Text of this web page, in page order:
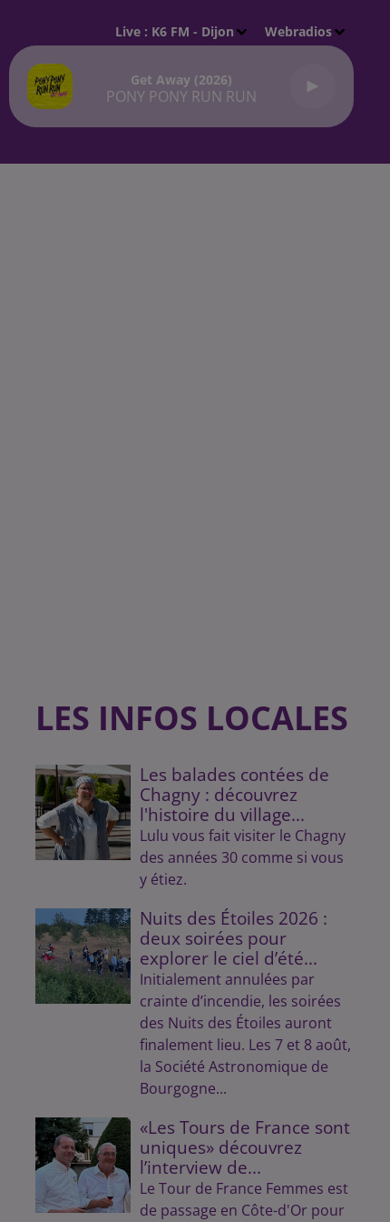
Live : K6 FM - Dijon Webradios
Get Away (2026)
PONY PONY RUN RUN
LES INFOS LOCALES
Les balades contées de
Chagny : découvrez
l'histoire du village...
Lulu vous fait visiter le Chagny
des années 30 comme si vous
y étiez.
Nuits des Étoiles 2026 :
deux soirées pour
explorer le ciel d’été...
Initialement annulées par
crainte d’incendie, les soirées
des Nuits des Étoiles auront
finalement lieu. Les 7 et 8 août,
la Société Astronomique de
Bourgogne...
«Les Tours de France sont
uniques» découvrez
l’interview de...
Le Tour de France Femmes est
de passage en Côte-d'Or pour